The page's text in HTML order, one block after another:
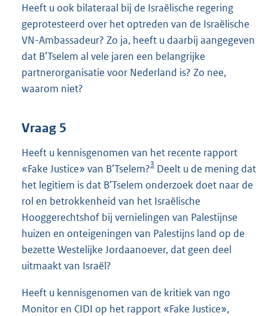
Heeft u ook bilateraal bij de Israëlische regering
geprotesteerd over het optreden van de Israëlische
VN-Ambassadeur? Zo ja, heeft u daarbij aangegeven
dat B’Tselem al vele jaren een belangrijke
partnerorganisatie voor Nederland is? Zo nee,
waarom niet?
Vraag 5
Heeft u kennisgenomen van het recente rapport
«Fake Justice» van B’Tselem?3 Deelt u de mening dat
het legitiem is dat B’Tselem onderzoek doet naar de
rol en betrokkenheid van het Israëlische
Hooggerechtshof bij vernielingen van Palestijnse
huizen en onteigeningen van Palestijns land op de
bezette Westelijke Jordaanoever, dat geen deel
uitmaakt van Israël?
Heeft u kennisgenomen van de kritiek van ngo
Monitor en CIDI op het rapport «Fake Justice»,